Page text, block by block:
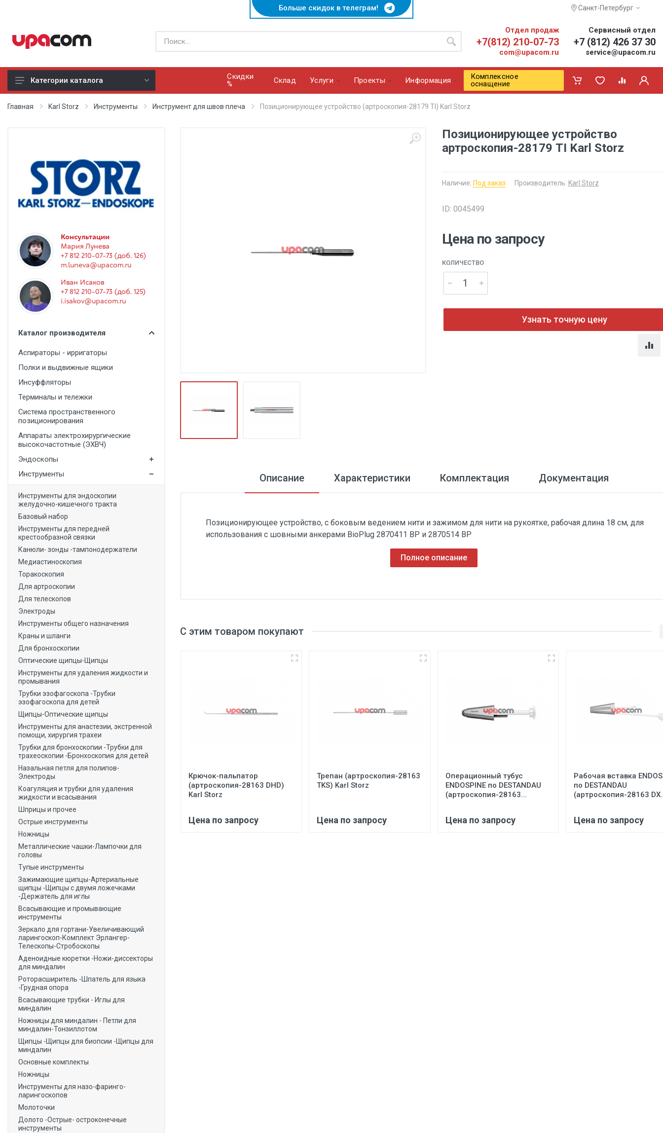
Больше скидок в телеграм! Санкт-Петербург
Отдел продаж
+7(812) 210-07-73
com@upacom.ru
Сервисный отдел
+7 (812) 426 37 30
service@upacom.ru
Б/У оборудование
Реанимация
Неонатология
Хирургия
Эндоскопия
Функциональная диагностика
Урология
Дезинфекция и стерилизация
Расходные материалы
Оториноларингология
Вспомогательное оборудование
Ветеринария
Стоматологическое оборудование
Лабораторное оборудование
Прачечное оборудование
Медицинские мониторы
Ортопедические товары
Косметология
Категории каталога
Скидки
%
Cклад Услуги Проекты Информация
Комплексное
оснащение
Главная Karl Storz Инструменты Инструмент для швов плеча Позиционирующее устройство (артроскопия-28179 TI) Karl Storz
Консультации
Мария Лунева
+7 812 210-07-73 (доб. 126)
m.luneva@upacom.ru
Иван Исаков
+7 812 210-07-73 (доб. 125)
i.isakov@upacom.ru
Каталог производителя
Аспираторы - ирригаторы
Полки и выдвижные ящики
Инсуффляторы
Терминалы и тележки
Система пространственного
позиционирования
Аппараты электрохирургические
высокочастотные (ЭХВЧ)
Эндоскопы
Инструменты
Инструменты для эндоскопии
желудочно-кишечного тракта
Базовый набор
Инструменты для передней
крестообразной связки
Канюли- зонды -тампонодержатели
Медиастиноскопия
Торакоскопия
Для артроскопии
Для телескопов
Электроды
Инструменты общего назначения
Краны и шланги
Для бронхоскопии
Оптические щипцы-Щипцы
Инструменты для удаления жидкости и
промывания
Трубки эзофагоскопа -Трубки
эзофагоскопа для детей
Щипцы-Оптические щипцы
Инструменты для анастезии, экстренной
помощи, хирургия трахеи
Трубки для бронхоскопии -Трубки для
трахеоскопии -Бронхоскопия для детей
Назальная петля для полипов-
Электроды
Коагуляция и трубки для удаления
жидкости и всасывания
Шприцы и прочее
Острые инструменты
Ножницы
Металлические чашки-Лампочки для
головы
Тупые инструменты
Зажимающие щипцы-Артериальные
щипцы -Щипцы с двумя ложечками
-Держатель для иглы
Всасывающие и промывающие
инструменты
Зеркало для гортани-Увеличивающий
ларингоскоп-Комплект Эрлангер-
Телескопы-Стробоскопы
Аденоидные кюретки -Ножи-диссекторы
для миндалин
Роторасширитель -Шпатель для языка
-Грудная опора
Всасывающие трубки - Иглы для
миндалин
Ножницы для миндалин - Петли для
миндалин-Тонзиллотом
Щипцы -Щипцы для биопсии -Щипцы для
миндалин
Основные комплекты
Ножницы
Инструменты для назо-фаринго-
ларингоскопов
Молоточки
Долото -Острые- остроконечные
инструменты
Позиционирующее устройство
артроскопия-28179 TI Karl Storz
Наличие: Под заказ Производитель: Karl Storz
ID: 0045499
Цена по запросу
КОЛИЧЕСТВО
Узнать точную цену
Описание Характеристики Комплектация Документация
Позиционирующее устройство, с боковым ведением нити и зажимом для нити на рукоятке, рабочая длина 18 см, для
использования с шовными анкерами BioPlug 2870411 ВР и 2870514 ВР
Полное описание
С этим товаром покупают
Крючок-пальпатор
(артроскопия-28163 DHD)
Karl Storz
Цена по запросу
Трепан (артроскопия-28163
TKS) Karl Storz
Цена по запросу
Операционный тубус
ENDOSPINE по DESTANDAU
(артроскопия-28163...
Цена по запросу
Рабочая вставка
пo DESTANDAU
(артроскопия-28163
Цена по запросу